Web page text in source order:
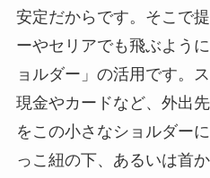
安定だからです。そこで
ーやセリアでも飛ぶよう
ョルダー」の活用です。
現金やカードなど、外出
をこの小さなショルダー
っこ紐の下、あるいは首